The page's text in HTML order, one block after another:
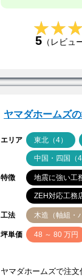
5 （レビュ
ヤマダホームズ
エリア 東北（4）
中国・四国（4
特徴 地震に強い工
ZEH対応工務
工法 木造（軸組・
坪単価 48 ～ 80 万円
ヤマダホームズで注